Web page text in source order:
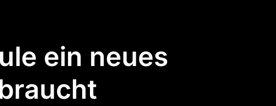
ein neues